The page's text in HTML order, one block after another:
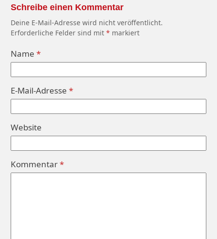
Schreibe einen Kommentar
Deine E-Mail-Adresse wird nicht veröffentlicht.
Erforderliche Felder sind mit* markiert
Name*
E-Mail-Adresse*
Website
Kommentar*